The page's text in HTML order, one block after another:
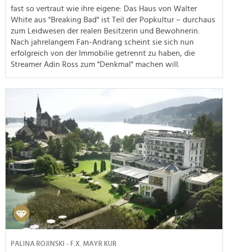
fast so vertraut wie ihre eigene: Das Haus von Walter
White aus "Breaking Bad" ist Teil der Popkultur – durchaus
zum Leidwesen der realen Besitzerin und Bewohnerin.
Nach jahrelangem Fan-Andrang scheint sie sich nun
erfolgreich von der Immobilie getrennt zu haben, die
Streamer Adin Ross zum "Denkmal" machen will.
PALINA ROJINSKI - F.X. MAYR KUR